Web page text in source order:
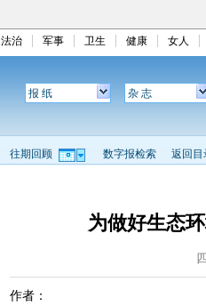
法治 军事 卫生 健康 女人
报 纸 杂 志
往期回顾 数字报检索 返回目
为做好生态
作者：